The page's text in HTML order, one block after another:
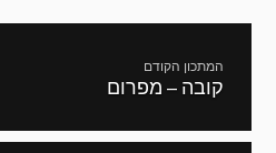
המתכון הקודם
מתכון
קובה – מפרום